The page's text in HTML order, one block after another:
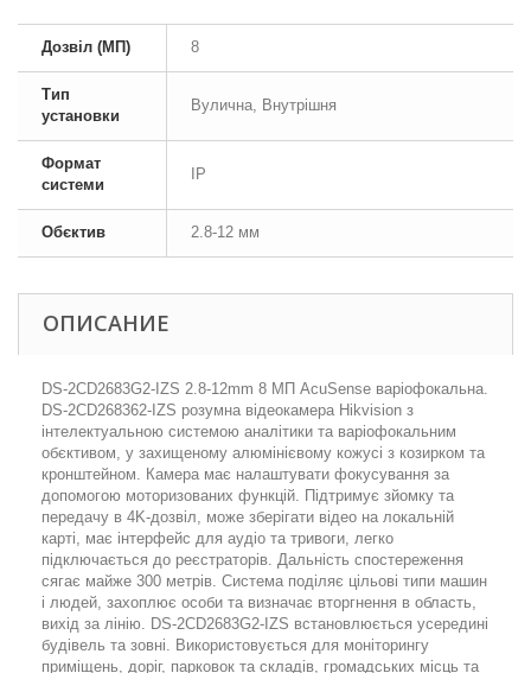
Дозвіл (МП) 8
Тип
установки
Вулична, Внутрішня
Формат
системи
IP
Обєктив 2.8-12 мм
ОПИСАНИЕ
DS-2CD2683G2-IZS 2.8-12mm 8 МП AcuSense варіофокальна.
DS-2CD268362-IZS розумна відеокамера Hikvision з
інтелектуальною системою аналітики та варіофокальним
обєктивом, у захищеному алюмінієвому кожусі з козирком та
кронштейном. Камера має налаштувати фокусування за
допомогою моторизованих функцій. Підтримує зйомку та
передачу в 4K-дозвіл, може зберігати відео на локальній
карті, має інтерфейс для аудіо та тривоги, легко
підключається до реєстраторів. Дальність спостереження
сягає майже 300 метрів. Система поділяє цільові типи машин
і людей, захоплює особи та визначає вторгнення в область,
вихід за лінію. DS-2CD2683G2-IZS встановлюється усередині
будівель та зовні. Використовується для моніторингу
приміщень, доріг, парковок та складів, громадських місць та